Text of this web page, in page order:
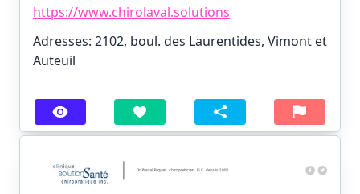
https://www.chirolaval.solutions
Adresses: 2102, boul. des Laurentides, Vimont et
Auteuil